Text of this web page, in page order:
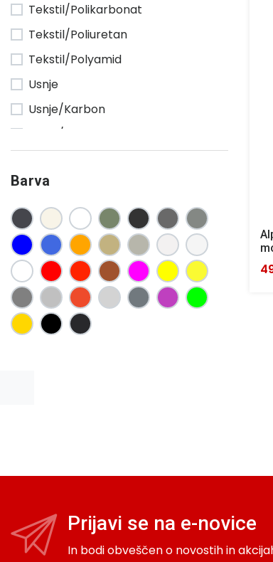
Tekstil/Polikarbonat
Tekstil/Poliuretan
Tekstil/Polyamid
Usnje
Usnje/Karbon
Usnje/Tekstil
Barva
Prijavi se na e-novice
In bodi obveščen o novostih in